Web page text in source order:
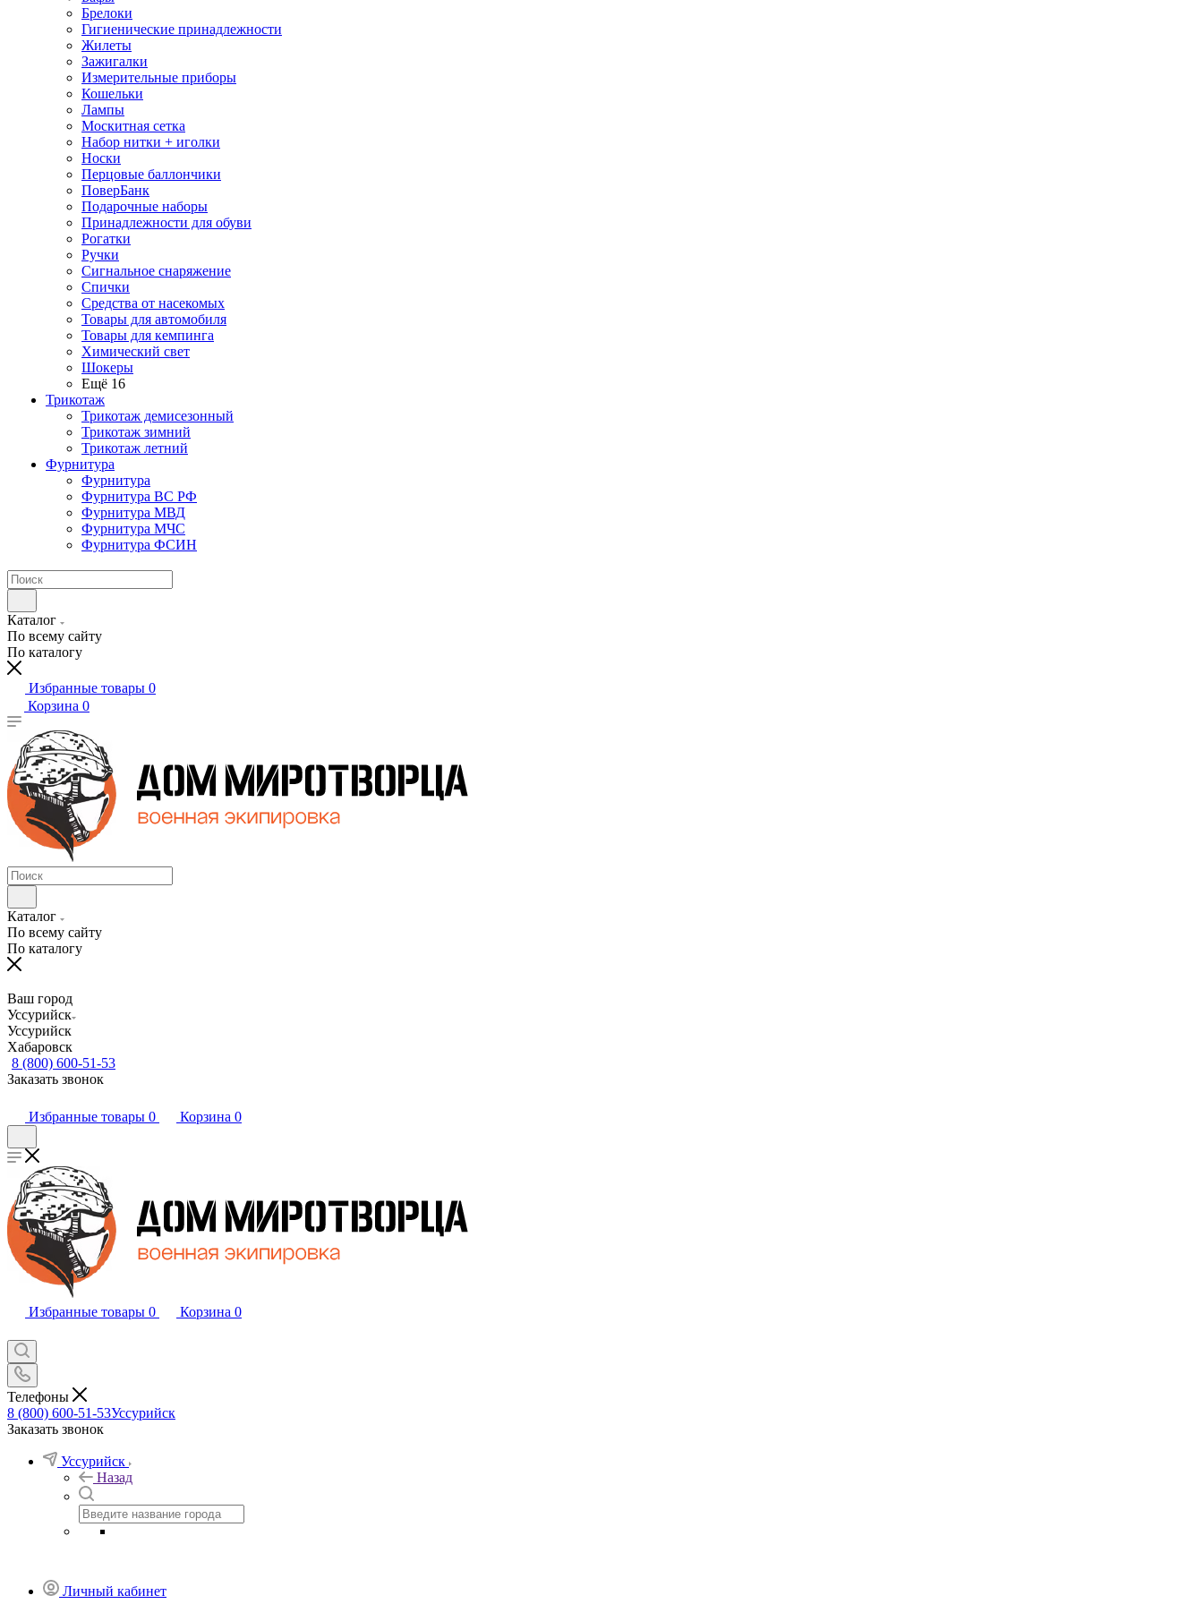
Брелоки
Гигиенические принадлежности
Жилеты
Зажигалки
Измерительные приборы
Кошельки
Лампы
Москитная сетка
Набор нитки + иголки
Носки
Перцовые баллончики
ПоверБанк
Подарочные наборы
Принадлежности для обуви
Рогатки
Ручки
Сигнальное снаряжение
Спички
Средства от насекомых
Товары для автомобиля
Товары для кемпинга
Химический свет
Шокеры
Ещё 16
Трикотаж
Трикотаж демисезонный
Трикотаж зимний
Трикотаж летний
Фурнитура
Фурнитура
Фурнитура ВС РФ
Фурнитура МВД
Фурнитура МЧС
Фурнитура ФСИН
Каталог
По всему сайту
По каталогу
Избранные товары 0
Корзина 0
Каталог
По всему сайту
По каталогу
Ваш город
Уссурийск
Уссурийск
Хабаровск
8 (800) 600-51-53
Заказать звонок
Избранные товары 0 Корзина 0
Избранные товары 0 Корзина 0
Телефоны
8 (800) 600-51-53Уссурийск
Заказать звонок
Уссурийск
Назад
Личный кабинет